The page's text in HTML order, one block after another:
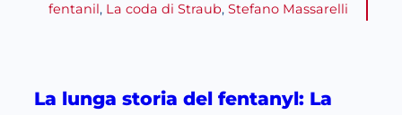
fentanil, La coda di Straub, Stefano Massarelli
La lunga storia del fentanyl: La